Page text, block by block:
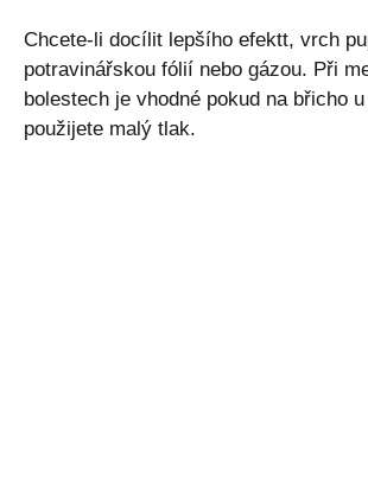
Chcete-li docílit lepšího efektt, vrch
potravinářskou fólií nebo gázou. Při
bolestech je vhodné pokud na břicho
použijete malý tlak.